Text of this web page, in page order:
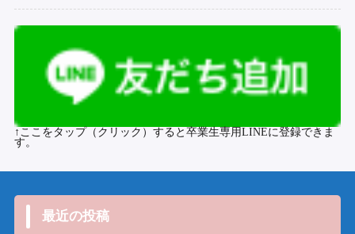
↑ここをタップ（クリック）すると卒業生専用LINEに登録できま
す。
最近の投稿